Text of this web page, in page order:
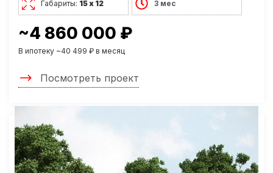
Габариты: 15 х 12 3 мес
~4 860 000 ₽
В ипотеку ~40 499 ₽ в месяц
Посмотреть проект